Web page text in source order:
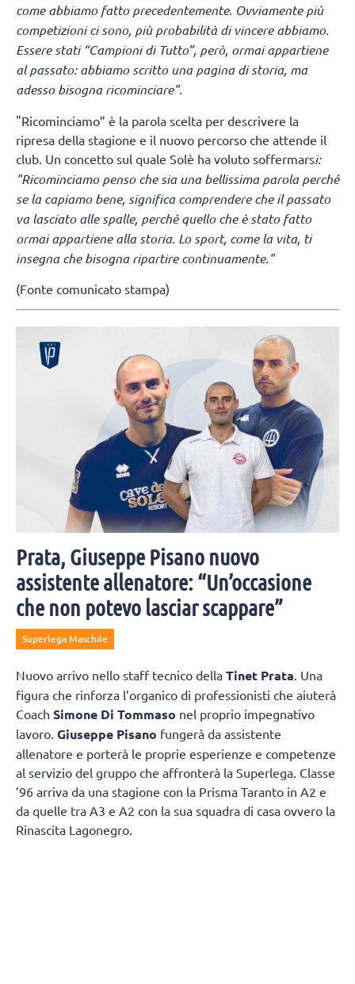
come abbiamo fatto precedentemente. Ovviamente più
competizioni ci sono, più probabilità di vincere abbiamo.
Essere stati “Campioni di Tutto”, però, ormai appartiene
al passato: abbiamo scritto una pagina di storia, ma
adesso bisogna ricominciare".
"Ricominciamo” è la parola scelta per descrivere la
ripresa della stagione e il nuovo percorso che attende il
club. Un concetto sul quale Solè ha voluto soffermarsi:
"Ricominciamo penso che sia una bellissima parola perché
se la capiamo bene, significa comprendere che il passato
va lasciato alle spalle, perché quello che è stato fatto
ormai appartiene alla storia. Lo sport, come la vita, ti
insegna che bisogna ripartire continuamente."
(Fonte comunicato stampa)
Prata, Giuseppe Pisano nuovo
assistente allenatore: “Un’occasione
che non potevo lasciar scappare”
Superlega Maschile
Nuovo arrivo nello staff tecnico della Tinet Prata . Una
figura che rinforza l’organico di professionisti che aiuterà
Coach Simone Di Tommaso nel proprio impegnativo
lavoro. Giuseppe Pisano fungerà da assistente
allenatore e porterà le proprie esperienze e competenze
al servizio del gruppo che affronterà la Superlega. Classe
’96 arriva da una stagione con la Prisma Taranto in A2 e
da quelle tra A3 e A2 con la sua squadra di casa ovvero la
Rinascita Lagonegro.